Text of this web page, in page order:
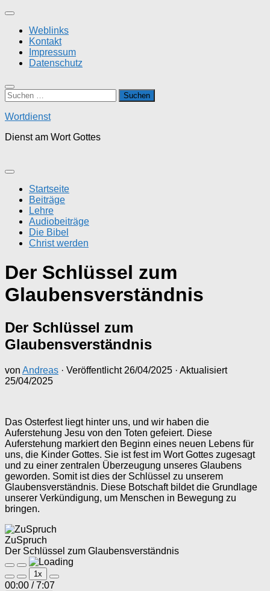
Zum
springenWeblinks
Kontakt
Impressum
Datenschutz
Suchen
nach:
Wortdienst
Dienst am Wort Gottes
Startseite
Beiträge
Lehre
Audiobeiträge
Die Bibel
Christ werden
Der Schlüssel zum
Glaubensverständnis
Der Schlüssel zum
Glaubensverständnis
von Andreas · Veröffentlicht 26/04/2025 · Aktualisiert
25/04/2025
Das Osterfest liegt hinter uns, und wir haben die
Auferstehung Jesu von den Toten gefeiert. Diese
Auferstehung markiert den Beginn eines neuen Lebens für
uns, die Kinder Gottes. Sie ist fest im Wort Gottes zugesagt
und zu einer zentralen Überzeugung unseres Glaubens
geworden. Somit ist dies der Schlüssel zu unserem
Glaubensverständnis. Diese Botschaft bildet die Grundlage
unserer Verkündigung, um Menschen in Bewegung zu
bringen.
ZuSpruch
Der Schlüssel zum Glaubensverständnis
Play
Episode
Pause
Episode
1x
00:00 / 7:07